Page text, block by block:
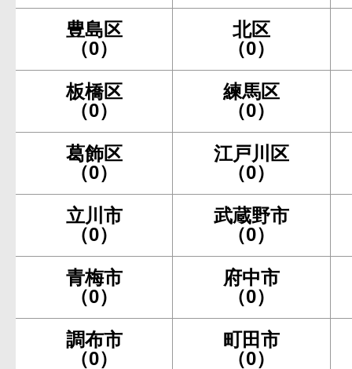
豊島区
（0）
北区
（0）
板橋区
（0）
練馬区
（0）
葛飾区
（0）
江戸川区
（0）
立川市
（0）
武蔵野市
（0）
青梅市
（0）
府中市
（0）
調布市
（0）
町田市
（0）